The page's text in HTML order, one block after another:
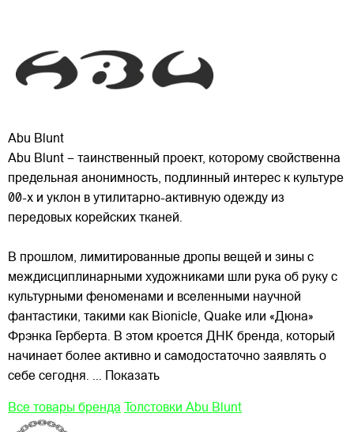
Abu Blunt
Abu Blunt – таинственный проект, которому свойственна
предельная анонимность, подлинный интерес к культуре
00-х и уклон в утилитарно-активную одежду из
передовых корейских тканей.
В прошлом, лимитированные дропы вещей и зины с
междисциплинарными художниками шли рука об руку с
культурными феноменами и вселенными научной
фантастики, такими как Bionicle, Quake или «Дюна»
Фрэнка Герберта. В этом кроется ДНК бренда, который
начинает более активно и самодостаточно заявлять о
себе сегодня. ... Показать
Все товары бренда Толстовки Abu Blunt